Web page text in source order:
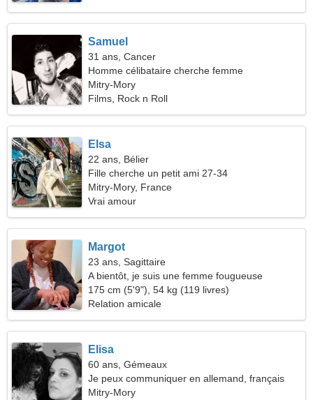
Samuel
31 ans, Cancer
Homme célibataire cherche femme
Mitry-Mory
Films, Rock n Roll
Elsa
22 ans, Bélier
Fille cherche un petit ami 27-34
Mitry-Mory, France
Vrai amour
Margot
23 ans, Sagittaire
A bientôt, je suis une femme fougueuse
175 cm (5'9"), 54 kg (119 livres)
Relation amicale
Elisa
60 ans, Gémeaux
Je peux communiquer en allemand, français
Mitry-Mory